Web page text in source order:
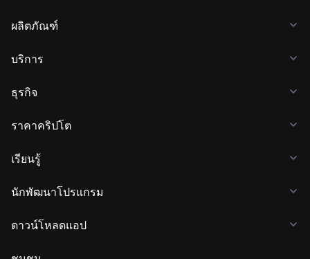
ผลิตภัณฑ์
บริการ
ธุรกิจ
ราคาคริปโต
เรียนรู้
นักพัฒนาโปรแกรม
ดาวน์โหลดแอป